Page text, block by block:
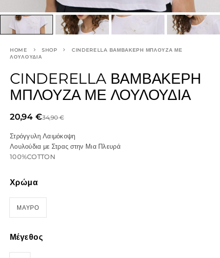
HOME SHOP
CINDERELLA ΒΑΜΒΑΚΕΡΉ ΜΠΛΟΎΖΑ ΜΕ
ΛΟΥΛΟΎΔΙΑ
CINDERELLA ΒΑΜΒΑΚΕΡΉ
ΜΠΛΟΎΖΑ ΜΕ ΛΟΥΛΟΎΔΙΑ
34,90€
20,94 €
Στρόγγυλη Λαιμόκοψη
Λουλούδια με Στρας στην Μια Πλευρά
100%COTTON
Χρώμα
ΜΑΥΡΟ
Μέγεθος